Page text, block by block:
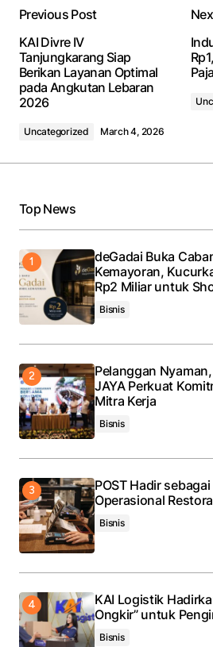
Previous Post
KAI Divre IV
Tanjungkarang Siap
Berikan Layanan Optimal
pada Angkutan Lebaran
2026
Uncategorized March 4, 2026
Top News
deGadai Buka
Kemayoran,
Rp2 Miliar untuk
Bisnis
Pelanggan
JAYA Perkuat
Mitra Kerja
Bisnis
POST Hadir
Operasional
Bisnis
KAI Logistik
Ongkir” untuk
Bisnis